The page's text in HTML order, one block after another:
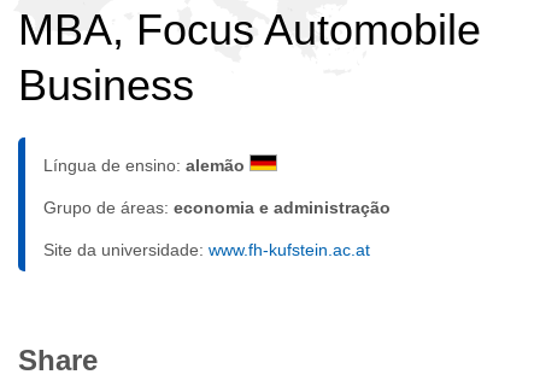
MBA, Focus Automobile
Business
Língua de ensino: alemão
Grupo de áreas: economia e administração
Site da universidade: www.fh-kufstein.ac.at
Share